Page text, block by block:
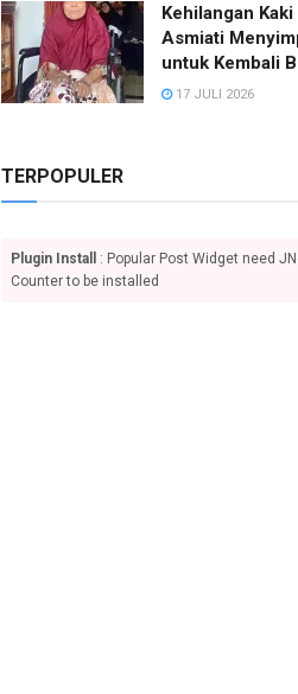
Kehilangan
Asmiati
untuk Kembali
17 JULI 2026
TERPOPULER
Plugin Install
: Popular Post Widget need
Counter to be installed